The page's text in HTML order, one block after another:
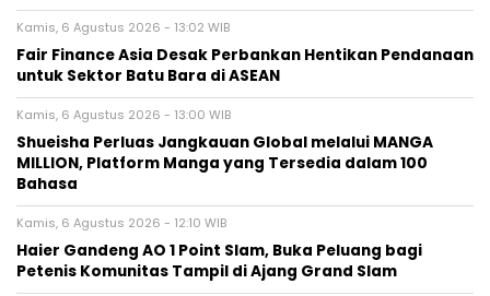
Kamis, 6 Agustus 2026 - 13:02 WIB
Fair Finance Asia Desak Perbankan Hentikan Pendanaan
untuk Sektor Batu Bara di ASEAN
Kamis, 6 Agustus 2026 - 13:00 WIB
Shueisha Perluas Jangkauan Global melalui MANGA
MILLION, Platform Manga yang Tersedia dalam 100
Bahasa
Kamis, 6 Agustus 2026 - 12:10 WIB
Haier Gandeng AO 1 Point Slam, Buka Peluang bagi
Petenis Komunitas Tampil di Ajang Grand Slam